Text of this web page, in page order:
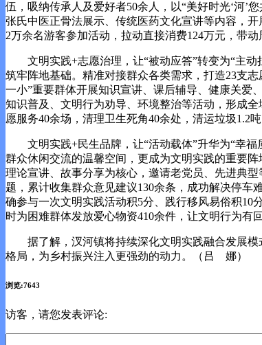
伍，吸纳传承人及爱好者50余人，以“美好时光‘河’
张氏中医正骨法展示、传统医药文化宣讲等内容，
2万余名游客参加活动，拉动直接消费124万元，带动
文明实践+志愿治理，让“被动应答”转变为“主动
筑牢阵地基础。精准对接群众各类需求，打造23支
一小”重要群体开展知识宣讲、课后辅导、健康关爱
知识普及、文明行为劝导、环境整治等活动，形成
愿服务40余场，清理卫生死角40余处，清运垃圾1.2
文明实践+民生品牌，让“活动载体”升华为“幸福
群众休闲交流的温馨空间，更成为文明实践的重要
理论宣讲、故事分享为核心，邀请老党员、先进典
题，累计收集群众意见建议130余条，成功解决停车
确参与一次文明实践活动积5分、践行移风易俗积10
时为困难群体发放爱心物资410余件，让文明行为有
据了解，汊河镇将持续深化文明实践融合发展模
格局，为乡村振兴注入更强劲的动力。（吕 娜）
浏览:7643
访客，请您发表评论: